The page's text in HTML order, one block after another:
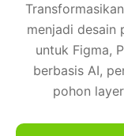
menjadi desain
untuk Figma,
berbasis AI,
pohon